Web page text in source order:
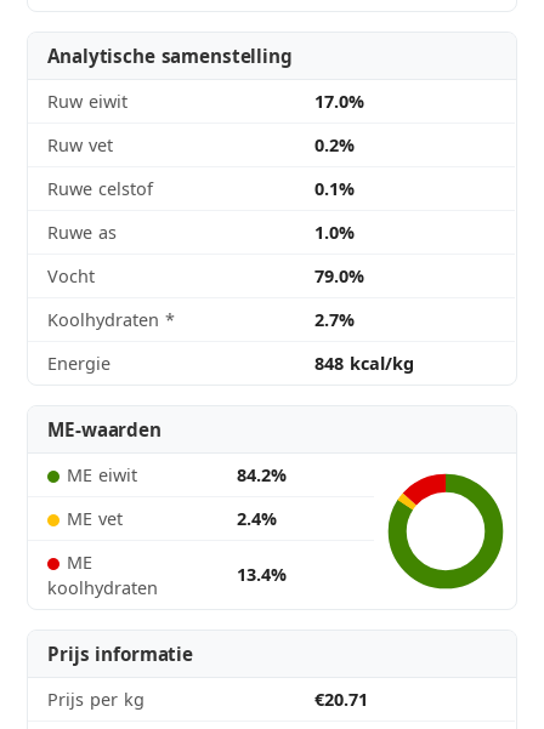
Analytische samenstelling
Ruw eiwit
17.0%
Ruw vet
0.2%
Ruwe celstof
0.1%
Ruwe as
1.0%
Vocht
79.0%
Koolhydraten *
2.7%
Energie
848 kcal/kg
ME-waarden
ME eiwit
84.2%
ME vet
2.4%
ME
koolhydraten
13.4%
Prijs informatie
Prijs per kg
€20.71